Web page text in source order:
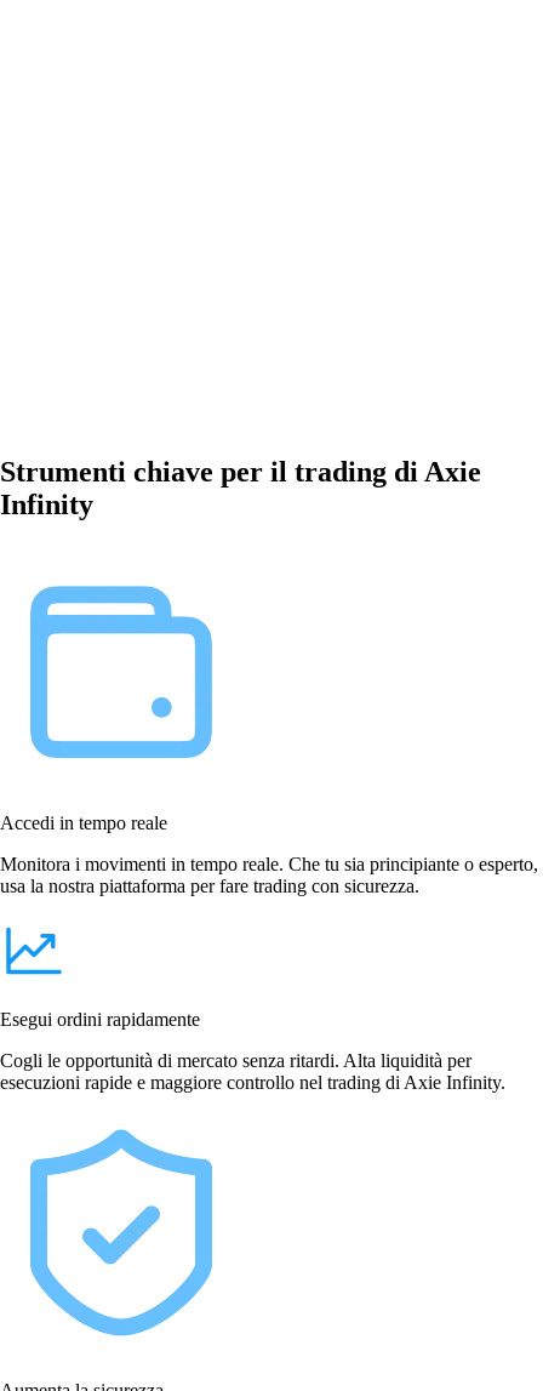
Strumenti chiave per il trading di Axie
Infinity
Accedi in tempo reale
Monitora i movimenti in tempo reale. Che tu sia principiante o esperto,
usa la nostra piattaforma per fare trading con sicurezza.
Esegui ordini rapidamente
Cogli le opportunità di mercato senza ritardi. Alta liquidità per
esecuzioni rapide e maggiore controllo nel trading di Axie Infinity.